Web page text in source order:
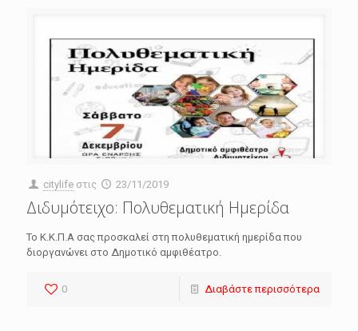
citylife στις 23/11/2019
Διδυμότειχο: Πολυθεματική Ημερίδα
Το Κ.Κ.Π.Α σας προσκαλεί στη πολυθεματική ημερίδα που
διοργανώνει στο Δημοτικό αμφιθέατρο.
0 Διαβάστε περισσότερα